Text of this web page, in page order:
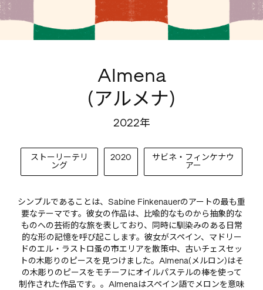
Almena
(アルメナ)
2022年
ストーリーテリ
ング
2020
サビネ・フィンケナウ
アー
シンプルであることは、Sabine Finkenauerのアートの最も重
要なテーマです。彼女の作品は、比喩的なものから抽象的な
ものへの芸術的な旅を表しており、同時に馴染みのある日常
的な形の記憶を呼び起こします。彼女がスペイン、マドリー
ドのエル・ラストロ蚤の市エリアを散策中、古いチェスセッ
トの木彫りのピースを見つけました。Almena(メルロン)はそ
の木彫りのピースをモチーフにオイルパステルの棒を使って
制作された作品です。。Almenaはスペイン語でメロンを意味